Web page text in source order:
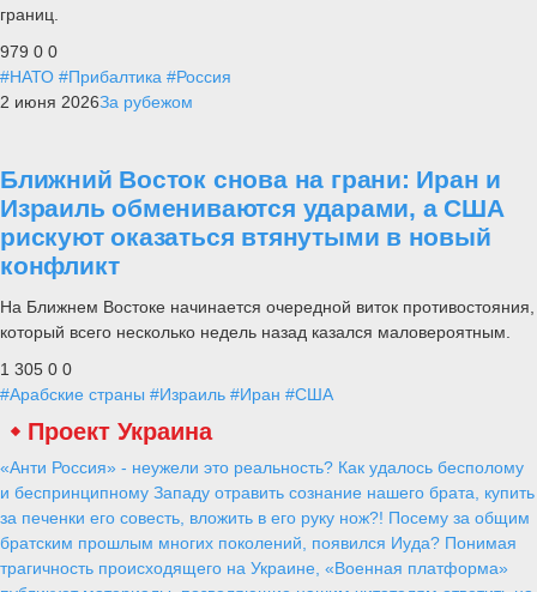
границ.
979 0 0
#НАТО #Прибалтика #Россия
2 июня 2026За рубежом
Ближний Восток снова на грани: Иран и
Израиль обмениваются ударами, а США
рискуют оказаться втянутыми в новый
конфликт
На Ближнем Востоке начинается очередной виток противостояния,
который всего несколько недель назад казался маловероятным.
1 305 0 0
#Арабские страны #Израиль #Иран #США
Проект Украина
«Анти Россия» - неужели это реальность? Как удалось бесполому
и беспринципному Западу отравить сознание нашего брата, купить
за печенки его совесть, вложить в его руку нож?! Посему за общим
братским прошлым многих поколений, появился Иуда? Понимая
трагичность происходящего на Украине, «Военная платформа»